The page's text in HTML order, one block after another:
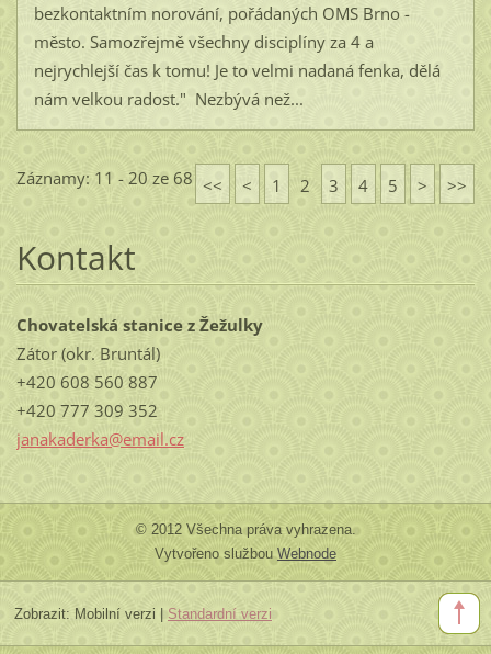
bezkontaktním norování, pořádaných OMS Brno -
město. Samozřejmě všechny disciplíny za 4 a
nejrychlejší čas k tomu! Je to velmi nadaná fenka, dělá
nám velkou radost." Nezbývá než...
Záznamy: 11 - 20 ze 68 << < 1 2 3 4 5 > >>
Kontakt
Chovatelská stanice z Žežulky
Zátor (okr. Bruntál)
+420 608 560 887
+420 777 309 352
janakaderka@email.cz
© 2012 Všechna práva vyhrazena.
Vytvořeno službou Webnode
Zobrazit: Mobilní verzi Standardní verzi